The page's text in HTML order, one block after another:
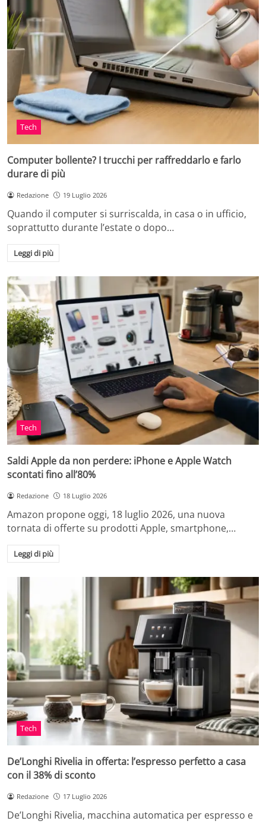
Tech
Computer bollente? I trucchi per raffreddarlo e farlo
durare di più
Redazione 19 Luglio 2026
Quando il computer si surriscalda, in casa o in ufficio,
soprattutto durante l’estate o dopo…
Leggi di più
Tech
Saldi Apple da non perdere: iPhone e Apple Watch
scontati fino all’80%
Redazione 18 Luglio 2026
Amazon propone oggi, 18 luglio 2026, una nuova
tornata di offerte su prodotti Apple, smartphone,…
Leggi di più
Tech
De’Longhi Rivelia in offerta: l’espresso perfetto a casa
con il 38% di sconto
Redazione 17 Luglio 2026
De’Longhi Rivelia, macchina automatica per espresso e